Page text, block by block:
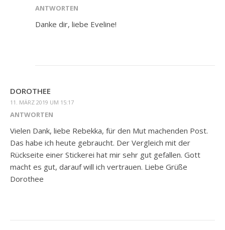
ANTWORTEN
Danke dir, liebe Eveline!
DOROTHEE
11. MÄRZ 2019 UM 15:17
ANTWORTEN
Vielen Dank, liebe Rebekka, für den Mut machenden Post.
Das habe ich heute gebraucht. Der Vergleich mit der
Rückseite einer Stickerei hat mir sehr gut gefallen. Gott
macht es gut, darauf will ich vertrauen. Liebe Grüße
Dorothee